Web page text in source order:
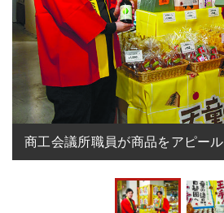
商工会議所職員が商品をアピール